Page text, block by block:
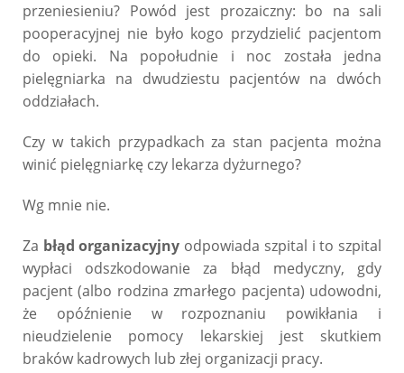
przeniesieniu? Powód jest prozaiczny: bo na sali
pooperacyjnej nie było kogo przydzielić pacjentom
do opieki. Na popołudnie i noc została jedna
pielęgniarka na dwudziestu pacjentów na dwóch
oddziałach.
Czy w takich przypadkach za stan pacjenta można
winić pielęgniarkę czy lekarza dyżurnego?
Wg mnie nie.
Za błąd organizacyjny odpowiada szpital i to szpital
wypłaci odszkodowanie za błąd medyczny, gdy
pacjent (albo rodzina zmarłego pacjenta) udowodni,
że opóźnienie w rozpoznaniu powikłania i
nieudzielenie pomocy lekarskiej jest skutkiem
braków kadrowych lub złej organizacji pracy.